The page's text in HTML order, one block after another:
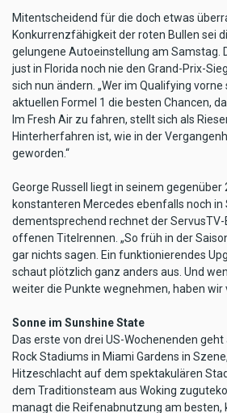
Mitentscheidend für die doch etwas
Konkurrenzfähigkeit der roten Bullen sei
gelungene Autoeinstellung am Samstag.
just in Florida noch nie den Grand-Prix-
sich nun ändern. „Wer im Qualifying
aktuellen Formel 1 die besten Chancen,
Im Fresh Air zu fahren, stellt sich als
Hinterherfahren ist, wie in der
geworden.“
George Russell liegt in seinem gegenüber
konstanteren Mercedes ebenfalls noch in
dementsprechend rechnet der
offenen Titelrennen. „So früh in der
gar nichts sagen. Ein funktionierendes
schaut plötzlich ganz anders aus. Und
weiter die Punkte wegnehmen, haben wir
Sonne im Sunshine State
Das erste von drei US-Wochenenden
Rock Stadiums in Miami Gardens in
Hitzeschlacht auf dem spektakulären
dem Traditionsteam aus Woking
managt die Reifenabnutzung am